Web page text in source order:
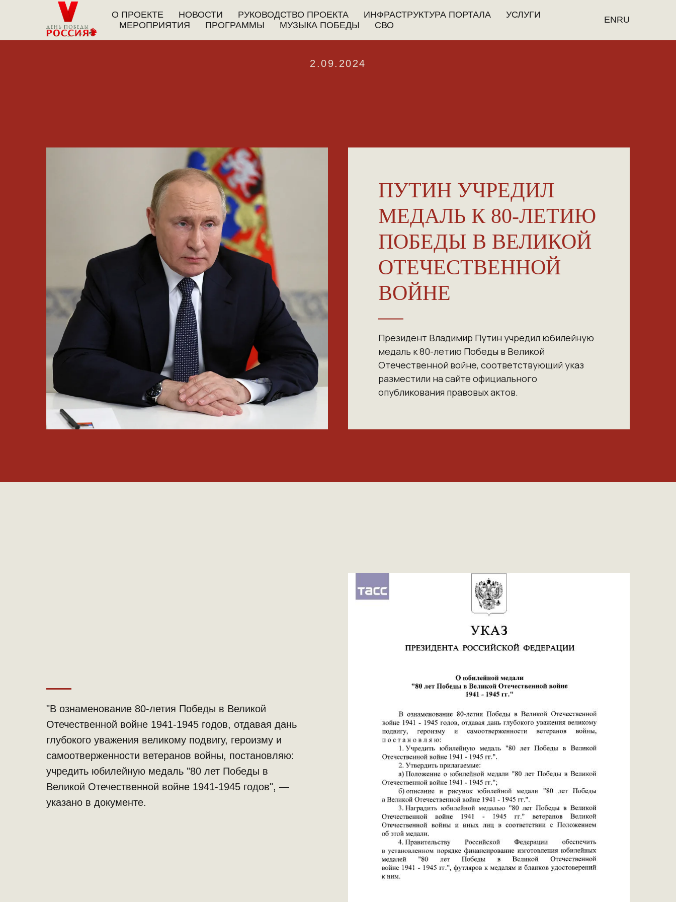
О ПРОЕКТЕ НОВОСТИ РУКОВОДСТВО ПРОЕКТА ИНФРАСТРУКТУРА ПОРТАЛА
УСЛУГИ
МЕРОПРИЯТИЯ
ПРОГРАММЫ МУЗЫКА ПОБЕДЫ СВО
ENRU
2.09.2024
ПУТИН УЧРЕДИЛ
МЕДАЛЬ К 80-ЛЕТИЮ
ПОБЕДЫ В ВЕЛИКОЙ
ОТЕЧЕСТВЕННОЙ
ВОЙНЕ
Президент Владимир Путин учредил юбилейную
медаль к 80-летию Победы в Великой
Отечественной войне, соответствующий указ
разместили на сайте официального
опубликования правовых актов.
"В ознаменование 80-летия Победы в Великой
Отечественной войне 1941-1945 годов, отдавая дань
глубокого уважения великому подвигу, героизму и
самоотверженности ветеранов войны, постановляю:
учредить юбилейную медаль "80 лет Победы в
Великой Отечественной войне 1941-1945 годов", —
указано в документе.